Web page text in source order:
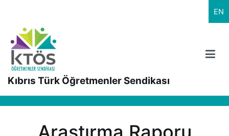
EN
Kıbrıs Türk Öğretmenler Sendikası